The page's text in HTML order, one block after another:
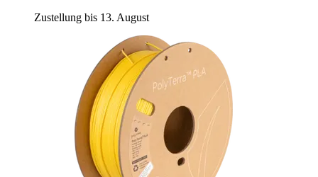
Zustellung bis 13. August